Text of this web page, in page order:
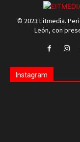
© 2023 Eitmedia.
León, con
Instagram